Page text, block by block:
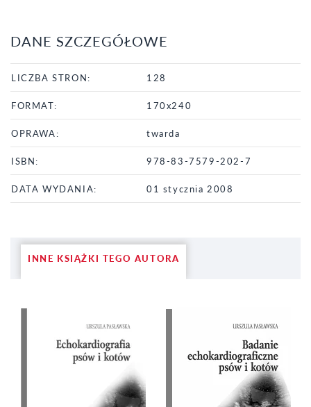
DANE SZCZEGÓŁOWE
LICZBA STRON: 128
FORMAT: 170x240
OPRAWA: twarda
ISBN: 978-83-7579-202-7
DATA WYDANIA: 01 stycznia 2008
INNE KSIĄŻKI TEGO AUTORA